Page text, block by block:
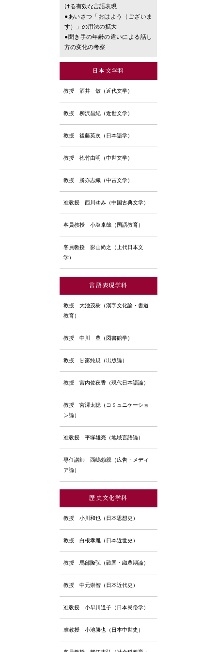
ける有効な言語表現
●あいさつ「おはよう（ございま
す）」の用法の拡大
●聞き手の年齢の違いによる話し
方の変化の考察
日本文学科
教授酒井 敏（近代文学）
教授柳沢昌紀（近世文学）
教授後藤英次（日本語学）
教授徳竹由明（中世文学）
教授 勝亦志織（中古文学）
准教授西川ゆみ（中国古典文学）
客員教授小塩卓哉（国語教育）
客員教授影山尚之（上代日本文
学）
言語表現学科
教授大池茂樹（漢字文化論・書道
教育）
教授中川 豊（図書館学）
教授甘露純規（出版論）
教授宮内佐夜香（現代日本語論）
教授宮澤太聡（コミュニケーショ
ン論）
准教授平塚雄亮（地域言語論）
専任講師西嶋賴親（広告・メディ
ア論）
歴史文化学科
教授小川和也（日本思想史）
教授白根孝胤（日本近世史）
教授 馬部隆弘（戦国・織豊期論）
教授中元崇智（日本近代史）
准教授小早川道子（日本民俗学）
准教授小池勝也（日本中世史）